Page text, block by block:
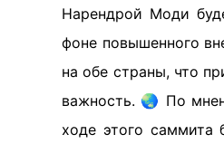
Нарендрой Моди
фоне повышенного
на обе страны, что
важность. 🌏 По
ходе этого саммита